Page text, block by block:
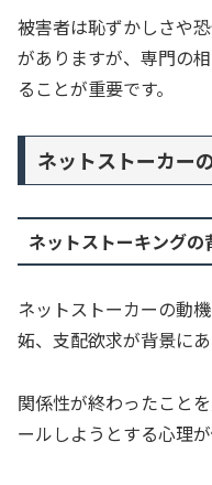
被害者は恥ずかしさや
がありますが、専門の
ることが重要です。
ネットストーカー
ネットストーキングの
ネットストーカーの動
妬、支配欲求が背景にあ
関係性が終わったこと
ールしようとする心理が